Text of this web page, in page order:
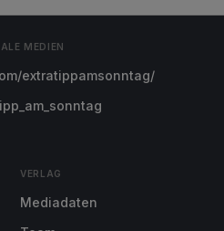
MEDIEN
extratippamsonntag/
VERLAG
Mediadaten